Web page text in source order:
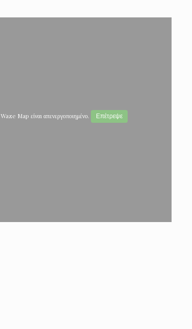
Waze Map είναι απενεργοποιημένο. Επέτρεψε